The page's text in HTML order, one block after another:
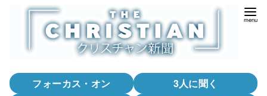
フォーカス・オン
3人に聞く